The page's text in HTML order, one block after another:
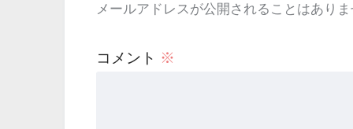
メールアドレスが公開されることはあり
コメント ※